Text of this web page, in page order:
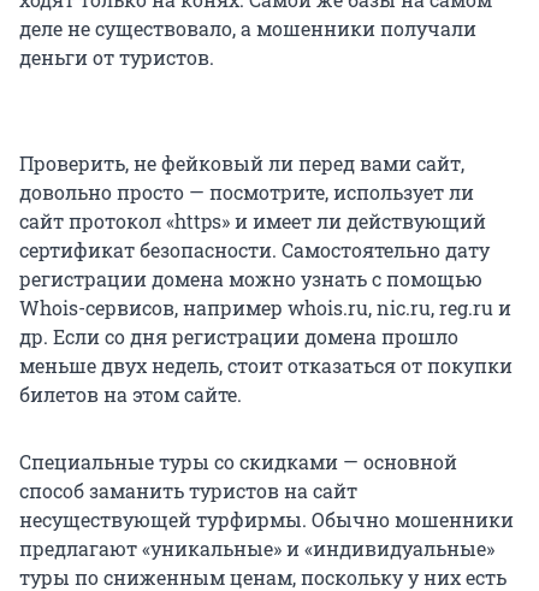
деле не существовало, а мошенники получали
деньги от туристов.
Проверить, не фейковый ли перед вами сайт,
довольно просто — посмотрите, использует ли
сайт протокол «https» и имеет ли действующий
сертификат безопасности. Самостоятельно дату
регистрации домена можно узнать с помощью
Whois-сервисов, например whois.ru, nic.ru, reg.ru и
др. Если со дня регистрации домена прошло
меньше двух недель, стоит отказаться от покупки
билетов на этом сайте.
Специальные туры со скидками — основной
способ заманить туристов на сайт
несуществующей турфирмы. Обычно мошенники
предлагают «уникальные» и «индивидуальные»
туры по сниженным ценам, поскольку у них есть